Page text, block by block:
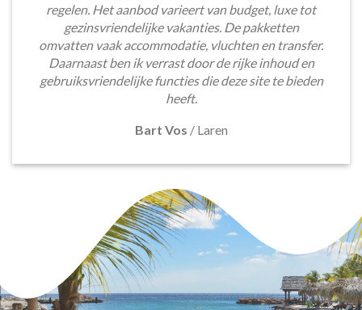
regelen. Het aanbod varieert van budget, luxe tot
gezinsvriendelijke vakanties. De pakketten
omvatten vaak accommodatie, vluchten en transfer.
Daarnaast ben ik verrast door de rijke inhoud en
gebruiksvriendelijke functies die deze site te bieden
heeft.
Bart Vos / Laren